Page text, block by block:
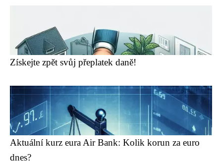
Získejte zpět svůj přeplatek daně!
Aktuální kurz eura Air Bank: Kolik korun za euro
dnes?